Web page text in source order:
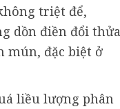
triệt để,
dồn điền đổi thửa
mún, đặc biệt ở
liều lượng phân